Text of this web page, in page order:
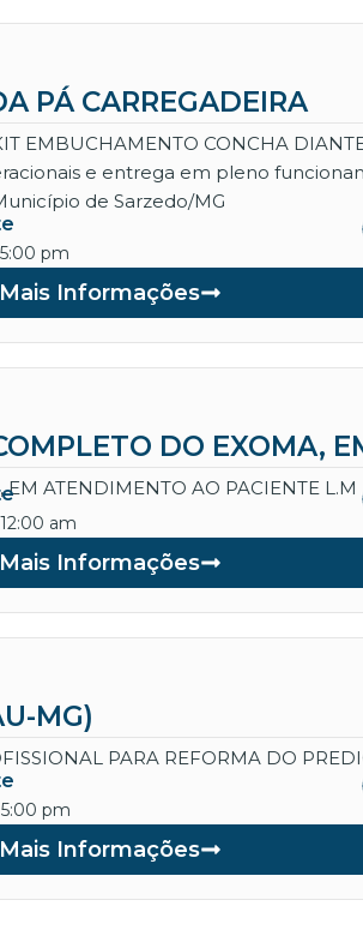
PÁ CARREGADEIRA
CONCHA
e entrega em pleno
de Sarzedo/MG
pm
Mais Informações
DO EXOMA,
ATENDIMENTO AO PACIENTE L.M
am
Mais Informações
MG)
PARA REFORMA DO
pm
Mais Informações